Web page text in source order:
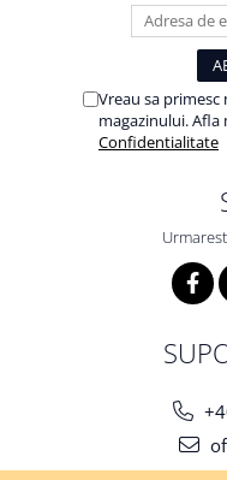
Vreau sa
magazinului. Afla
Confidentialitate